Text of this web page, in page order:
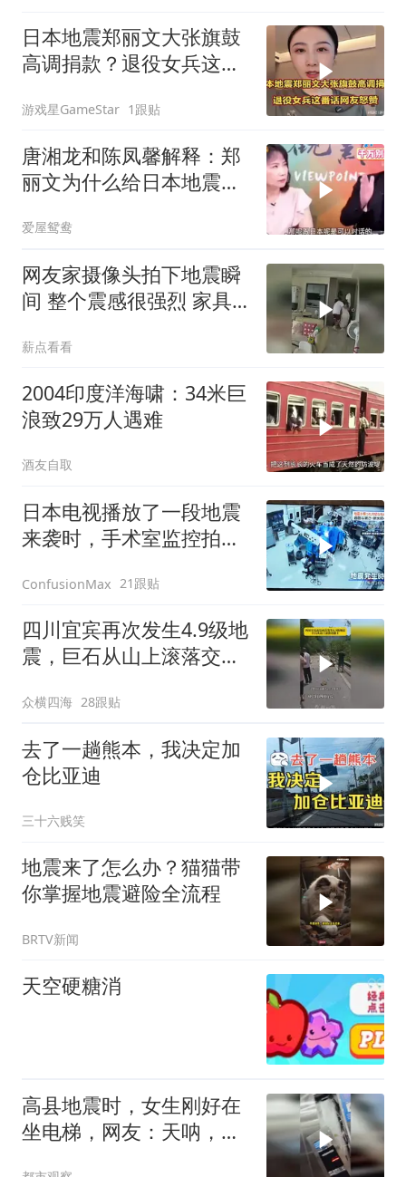
日本地震郑丽文大张旗鼓
高调捐款？退役女兵这番
游戏星GameStar 1跟贴
唐湘龙和陈凤馨解释：郑
丽文为什么给日本地震捐
爱屋鸳鸯
网友家摄像头拍下地震瞬
间 整个震感很强烈 家具
薪点看看
2004印度洋海啸：34米巨
浪致29万人遇难
酒友自取
日本电视播放了一段地震
来袭时，手术室监控拍到
ConfusionMax 21跟贴
四川宜宾再次发生4.9级地
震，巨石从山上滚落交通
众横四海 28跟贴
去了一趟熊本，我决定加
仓比亚迪
三十六贱笑
地震来了怎么办？猫猫带
你掌握地震避险全流程
BRTV新闻
天空硬糖消
高县地震时，女生刚好在
坐电梯，网友：天呐，不